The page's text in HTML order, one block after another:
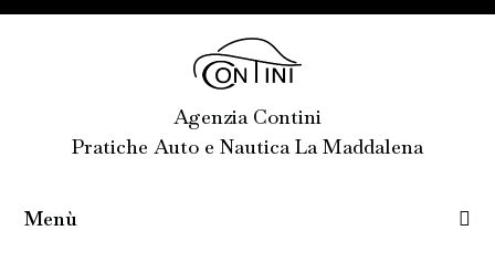
Agenzia Contini
Pratiche Auto e Nautica La Maddalena
Menù